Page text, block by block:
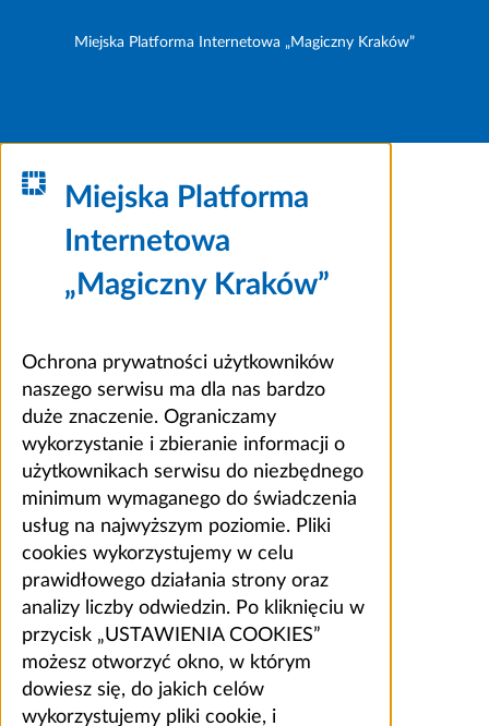
Miejska Platforma Internetowa „Magiczny Kraków”
Miejska Platforma
Internetowa
„Magiczny Kraków”
Ochrona prywatności użytkowników
naszego serwisu ma dla nas bardzo
duże znaczenie. Ograniczamy
wykorzystanie i zbieranie informacji o
użytkownikach serwisu do niezbędnego
minimum wymaganego do świadczenia
usług na najwyższym poziomie. Pliki
cookies wykorzystujemy w celu
prawidłowego działania strony oraz
analizy liczby odwiedzin. Po kliknięciu w
przycisk „USTAWIENIA COOKIES”
możesz otworzyć okno, w którym
dowiesz się, do jakich celów
wykorzystujemy pliki cookie, i